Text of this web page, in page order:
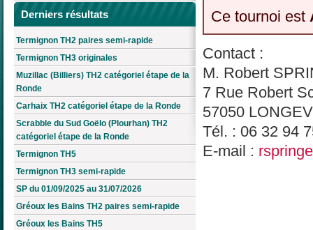
Derniers résultats
Termignon TH2 paires semi-rapide
Termignon TH3 originales
Muzillac (Billiers) TH2 catégoriel étape de la
Ronde
Carhaix TH2 catégoriel étape de la Ronde
Scrabble du Sud Goëlo (Plourhan) TH2
catégoriel étape de la Ronde
Termignon TH5
Termignon TH3 semi-rapide
SP du 01/09/2025 au 31/07/2026
Gréoux les Bains TH2 paires semi-rapide
Gréoux les Bains TH5
Ce tournoi est
Contact :
M. Robert
7 Rue Robert
57050
Tél. : 06 32 94
E-mail :